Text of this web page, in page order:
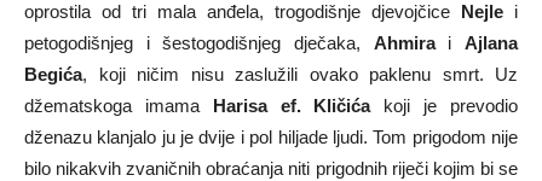
oprostila od tri mala anđela, trogodišnje djevojčice Nejle i
petogodišnjeg i šestogodišnjeg dječaka, AhmiraiAjlana
Begića, koji ničim nisu zaslužili ovako paklenu smrt. Uz
džematskoga imama Harisa ef. Kličićakoji je prevodio
dženazu klanjalo ju je dvije i pol hiljade ljudi. Tom prigodom nije
bilo nikakvih zvaničnih obraćanja niti prigodnih riječi kojim bi se